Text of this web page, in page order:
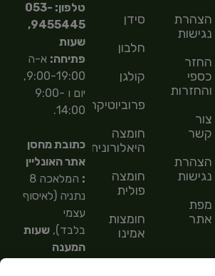
הצהרת
נגישות
החזר
כספי
והחזרות
צור
קשר
הצהרת
נגישות
מפת
אתר
סידן
חלבון
קולגן
פרוביוטיקה
חומצה
היאלורונית
חומצה
פולית
חומצות
אמינו
חומצות
טלפון: 053-
9455445,
שעות
פתיחה: א-ה
9:00-19:00,
יום ו 9:00-
14:00.
כתובת מחסן
אתר האונליין
:
המלאכה 8
נתניה (לאיסוף
עצמי
בלבד),שעות
המענה